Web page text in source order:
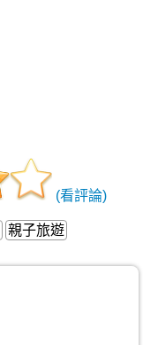
(看評論)
親子旅遊